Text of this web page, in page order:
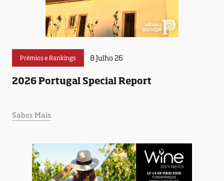
Prémios e Rankings 8 Julho 26
2026 Portugal Special Report
Saber Mais